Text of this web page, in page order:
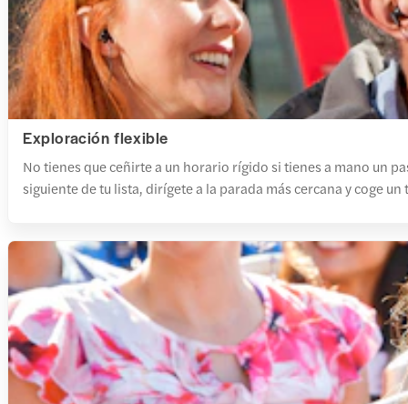
Exploración flexible
No tienes que ceñirte a un horario rígido si tienes a mano un
siguiente de tu lista, dirígete a la parada más cercana y coge